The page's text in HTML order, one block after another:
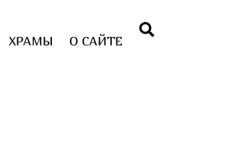
ХРАМЫ О САЙТЕ